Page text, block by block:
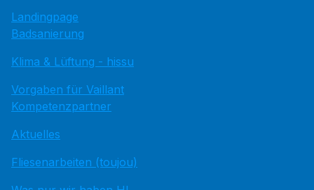
Landingpage
Badsanierung
Klima & Lüftung - hissu
Vorgaben für Vaillant
Kompetenzpartner
Aktuelles
Fliesenarbeiten (toujou)